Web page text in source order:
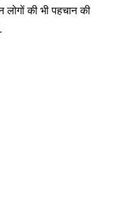
की भी पहचान की